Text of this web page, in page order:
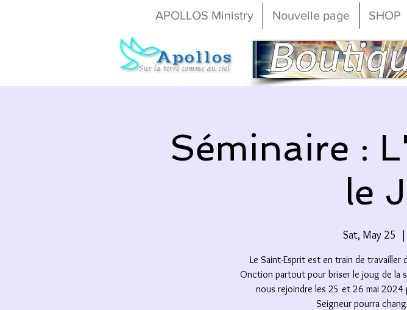
APOLLOS Ministry Nouvelle page SHOP
Séminaire :
le
Sat, May 25
  |
Le Saint-Esprit est en train de
Onction partout pour briser le joug de la
nous rejoindre les 25 et 26 mai 2024
Seigneur pourra